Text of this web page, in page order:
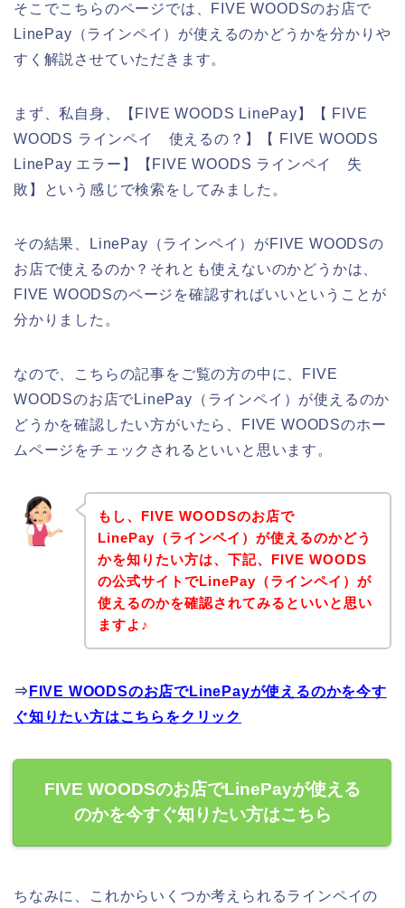
そこでこちらのページでは、FIVE WOODSのお店で
LinePay（ラインペイ）が使えるのかどうかを分かりや
すく解説させていただきます。
まず、私自身、【FIVE WOODS LinePay】【 FIVE
WOODS ラインペイ 使えるの？】【 FIVE WOODS
LinePay エラー】【FIVE WOODS ラインペイ 失
敗】という感じで検索をしてみました。
その結果、LinePay（ラインペイ）がFIVE WOODSの
お店で使えるのか？それとも使えないのかどうかは、
FIVE WOODSのページを確認すればいいということが
分かりました。
なので、こちらの記事をご覧の方の中に、FIVE
WOODSのお店でLinePay（ラインペイ）が使えるのか
どうかを確認したい方がいたら、FIVE WOODSのホー
ムページをチェックされるといいと思います。
もし、FIVE WOODSのお店で
LinePay（ラインペイ）が使えるのかどう
かを知りたい方は、下記、FIVE WOODS
の公式サイトでLinePay（ラインペイ）が
使えるのかを確認されてみるといいと思い
ますよ♪
⇒ FIVE WOODSのお店でLinePayが使えるのかを今す
ぐ知りたい方はこちらをクリック
FIVE WOODSのお店でLinePayが使える
のかを今すぐ知りたい方はこちら
ちなみに、これからいくつか考えられるラインペイの